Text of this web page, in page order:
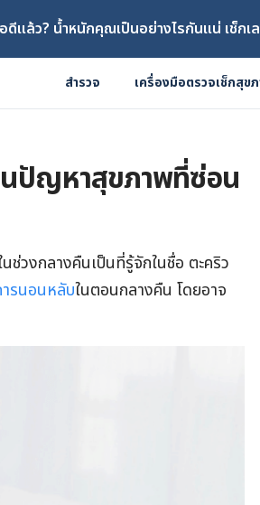
ดีแล้ว? น้ำหนักคุณเป็นอย่างไรกันแน่ เช็กเ
สำรวจ เครื่องมือตรวจเช็กสุข
ปัญหาสุขภาพที่ซ่อน
วงกลางคืนเป็นที่รู้จักในชื่อ ตะคริว
รนอนหลับในตอนกลางคืน โดยอาจ